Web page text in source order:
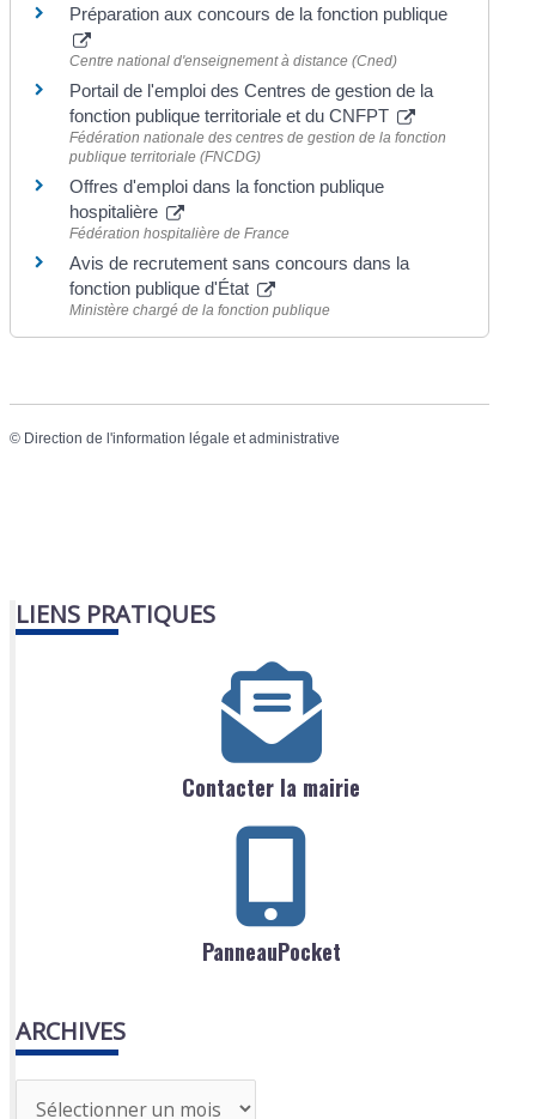
Préparation aux concours de la fonction publique
Centre national d'enseignement à distance (Cned)
Portail de l'emploi des Centres de gestion de la
fonction publique territoriale et du CNFPT
Fédération nationale des centres de gestion de la fonction
publique territoriale (FNCDG)
Offres d'emploi dans la fonction publique
hospitalière
Fédération hospitalière de France
Avis de recrutement sans concours dans la
fonction publique d'État
Ministère chargé de la fonction publique
© Direction de l'information légale et administrative
LIENS PRATIQUES
Contacter la mairie
PanneauPocket
ARCHIVES